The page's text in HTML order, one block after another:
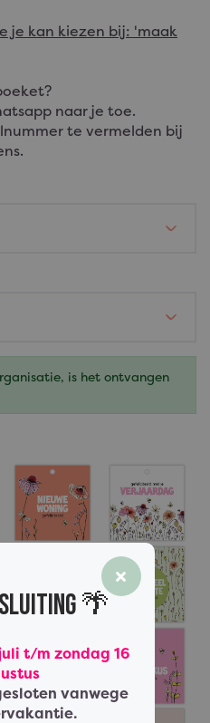
je kan kiezen bij: 'maak
naar je toe.
te vermelden bij
is het ontvangen
🌴
t/m zondag 16
vanwege